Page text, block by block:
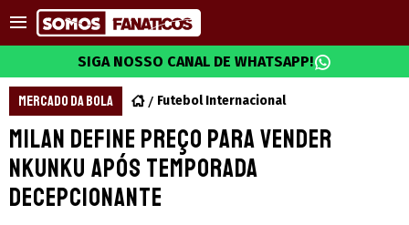
SIGA NOSSO CANAL DE WHATSAPP!
MERCADO DA BOLA Futebol Internacional
Milan define preço para vender
Nkunku após temporada
decepcionante